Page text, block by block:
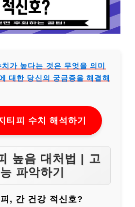
가 높다는 것은 무엇을 의미
대한 당신의 궁금증을 해결해
티피 수치 해석하기
높음 대처법 | 고
파악하기
, 간 건강 적신호?